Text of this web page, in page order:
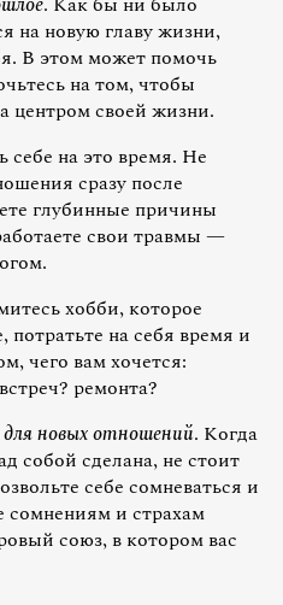
на новую главу жизни,
В этом может помочь
на том, чтобы
центром своей жизни.
себе на это время. Не
сразу после
глубинные причины
свои травмы —
хобби, которое
потратьте на себя время и
чего вам хочется:
ремонта?
новых отношений. Когда
собой сделана, не стоит
себе сомневаться и
сомнениям и страхам
союз, в котором вас